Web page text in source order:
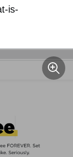
is-